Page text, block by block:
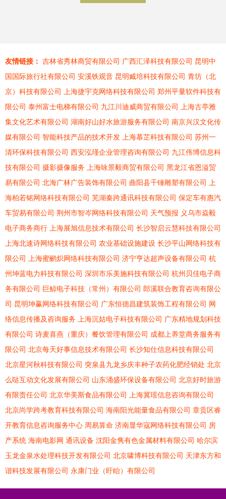
友情链接： 吉林省秀林商贸有限公司 广西汇泽科技有限公司 昆明中
国国际旅行社有限公司 安溪铁观音 昆明臧培科技有限公司 青坊（北
京）科技有限公司
上海捷宇克网络科技有限公司 郑州平量软件科技有
限公司 泰州富士电梯有限公司 九江川迪威商贸有限公司
上海古亭雅
集文化艺术有限公司 湖南好山好水旅游服务有限公司 南京兴汉文化传
媒有限公司 智能科技产品的技术开发 上海慕芷科技有限公司 苏州一
清环保科技有限公司 西安泓瑾企业管理咨询有限公司 九江伟博信息科
技有限公司 摄影摄像服务 上海咏景毅商贸有限公司 黑龙江省恩溢贸
易有限公司 北海广林广告装饰有限公司 曲阳县千锤雕塑有限公司
上
海柏若铭网络科技有限公司 芜湖秦跨通讯科技有限公司 保定车有惠汽
车贸易有限公司 荆州市智岑网络科技有限公司 天气预报 义乌市焱毅
电子商务商行
上海展旭信息技术有限公司 长沙智启云慧科技有限公司
上海北速诗网络科技有限公司 农业基础设施建设 长沙平山网络科技有
限公司
上海蜜鹂炽网络科技有限公司 济宁亨达超声设备有限公司 杭
州坤蓝电力科技有限公司 深圳市乐美施科技有限公司 杭州贝佳电子商
务有限公司 巨鲸电子科技（常州）有限公司 郎溪联合教育咨询有限公
司 昆明坤赢网络科技有限公司 广东恒德昌建筑装饰工程有限公司 网
络信息传播及咨询服务
上海沉姑电子科技有限公司 广东精地规划科技
有限公司 诗麦喜燕（重庆）餐饮管理有限公司 成都上养堂商务服务有
限公司 北京每天好事信息技术有限公司 长沙知仕信息科技有限公司
北京星河秋科技有限公司 突泉县九龙乡庆丰种子农药化肥经销处 北京
么哒互动文化发展有限公司 山东涌盛环保设备有限公司 北京好时旅游
有限责任公司 北京华美斯食品有限公司
上海冀瑶信息咨询有限公司
北京尚学跨考教育科技有限公司 海南阳光能量食品有限公司 章贡区睿
开教育信息咨询服务中心 周易算命 济南显华寇网络科技有限公司 房
产系统 海南电影网 通讯设备 沈阳金隽有色金属材料有限公司 哈尔滨
玉龙金泉水处理科技开发有限公司 北京啸博科技有限公司 天津东方和
谐科技发展有限公司 永康门业（盱眙）有限公司